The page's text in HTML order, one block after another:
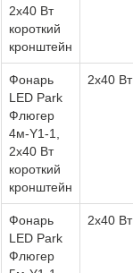
2х40 Вт
короткий
кронштейн
Фонарь
LED Park
Флюгер
4м-Y1-1,
2х40 Вт
короткий
кронштейн
2х40 Вт
Фонарь
LED Park
Флюгер
2х40 Вт